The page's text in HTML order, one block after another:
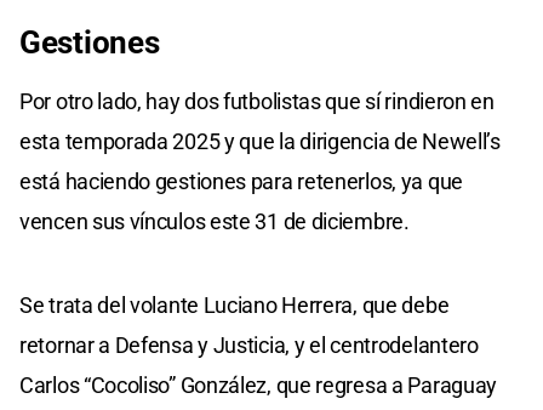
Gestiones
Por otro lado, hay dos futbolistas que sí rindieron en
esta temporada 2025 y que la dirigencia de Newell’s
está haciendo gestiones para retenerlos, ya que
vencen sus vínculos este 31 de diciembre.
Se trata del volante Luciano Herrera, que debe
retornar a Defensa y Justicia, y el centrodelantero
Carlos “Cocoliso” González, que regresa a Paraguay